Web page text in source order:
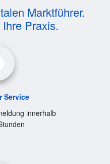
Marktführer.
Praxis.
Service
innerhalb